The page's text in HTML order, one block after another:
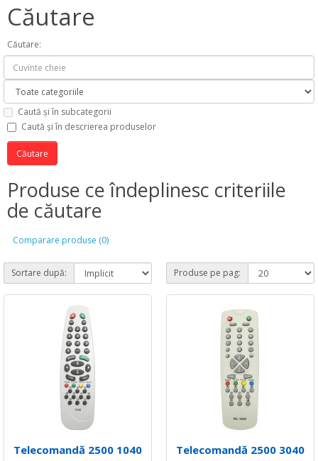
Căutare
Căutare:
Caută și în subcategorii
Caută și în descrierea produselor
Produse ce îndeplinesc criteriile
de căutare
Comparare produse (0)
Sortare după: Produse pe pag:
Telecomandă 2500 1040 Telecomandă 2500 3040